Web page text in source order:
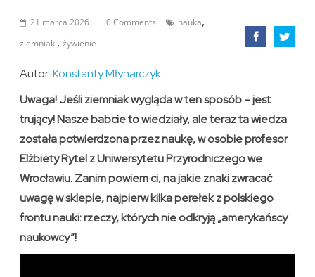
21 marca 2026 0 Comments nauka,
ziemniaki,żywienie
Autor:Konstanty Młynarczyk
Uwaga! Jeśli ziemniak wygląda w ten sposób – jest
trujący! Nasze babcie to wiedziały, ale teraz ta wiedza
została potwierdzona przez naukę, w osobie profesor
Elżbiety Rytel z Uniwersytetu Przyrodniczego we
Wrocławiu. Zanim powiem ci, na jakie znaki zwracać
uwagę w sklepie, najpierw kilka perełek z polskiego
frontu nauki: rzeczy, których nie odkryją „amerykańscy
naukowcy”!